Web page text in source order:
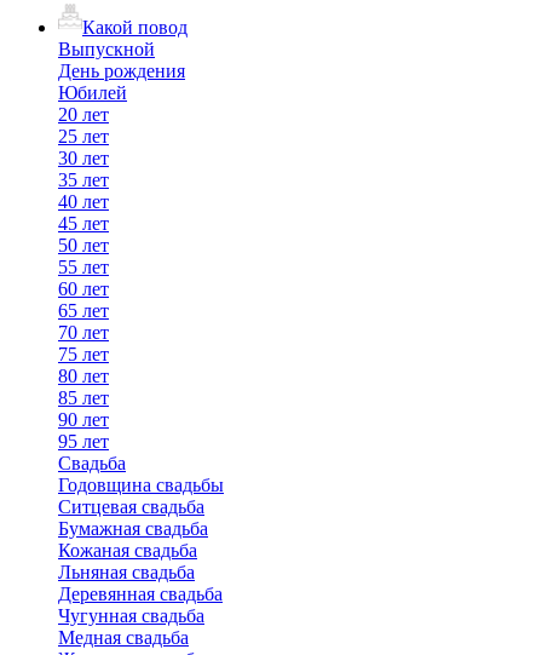
Какой повод
Выпускной
День рождения
Юбилей
20 лет
25 лет
30 лет
35 лет
40 лет
45 лет
50 лет
55 лет
60 лет
65 лет
70 лет
75 лет
80 лет
85 лет
90 лет
95 лет
Свадьба
Годовщина свадьбы
Ситцевая свадьба
Бумажная свадьба
Кожаная свадьба
Льняная свадьба
Деревянная свадьба
Чугунная свадьба
Медная свадьба